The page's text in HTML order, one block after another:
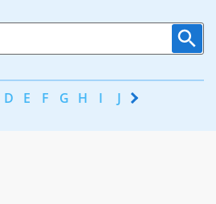
D E F G H I J K